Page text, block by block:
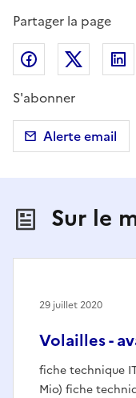
Partager la page
Partager sur
S'abonner
Alerte email
Sur le
Volailles -
fiche technique
Mio) fiche
29 juillet 2020